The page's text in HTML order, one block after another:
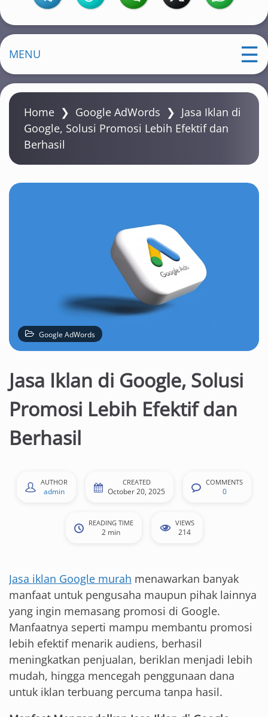
MENU
Home ❯ Google AdWords ❯ Jasa Iklan di
Google, Solusi Promosi Lebih Efektif dan
Berhasil
Google AdWords
Jasa Iklan di Google, Solusi
Promosi Lebih Efektif dan
Berhasil
AUTHOR
admin
CREATED
October 20, 2025
COMMENTS
0
READING TIME
2 min
VIEWS
214
Jasa iklan Google murah menawarkan banyak
manfaat untuk pengusaha maupun pihak lainnya
yang ingin memasang promosi di Google.
Manfaatnya seperti mampu membantu promosi
lebih efektif menarik audiens, berhasil
meningkatkan penjualan, beriklan menjadi lebih
mudah, hingga mencegah penggunaan dana
untuk iklan terbuang percuma tanpa hasil.